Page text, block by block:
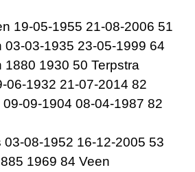
19-05-1955 21-08-2006 51
03-03-1935 23-05-1999 64
1880 1930 50 Terpstra
06-1932 21-07-2014 82
09-1904 08-04-1987 82
03-08-1952 16-12-2005 53
1969 84 Veen